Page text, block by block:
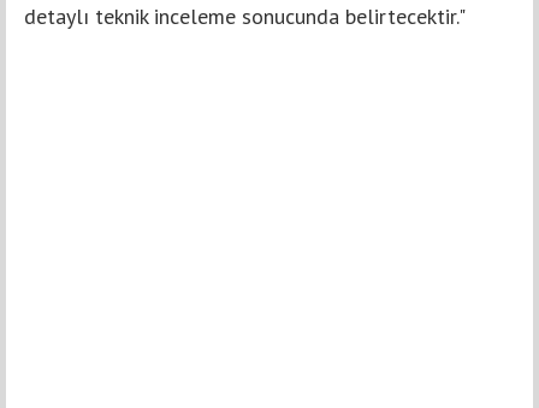
detaylı teknik inceleme sonucunda belirtecektir."